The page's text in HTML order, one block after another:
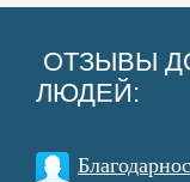
ОТЗЫВЫ
ЛЮДЕЙ: